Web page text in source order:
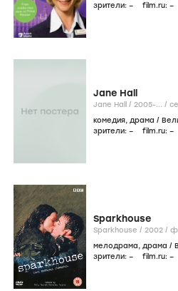
зрители: – film.ru: –
Jane Hall
Jane Hall / 2005-... /
комедия, драма /
зрители: – film.ru: –
Sparkhouse
Sparkhouse / 2002 /
мелодрама, драма /
зрители: – film.ru: –